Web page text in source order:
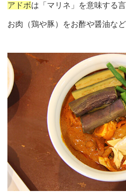
アドボは「マリネ」を意味する言
お肉（鶏や豚）をお酢や醤油な